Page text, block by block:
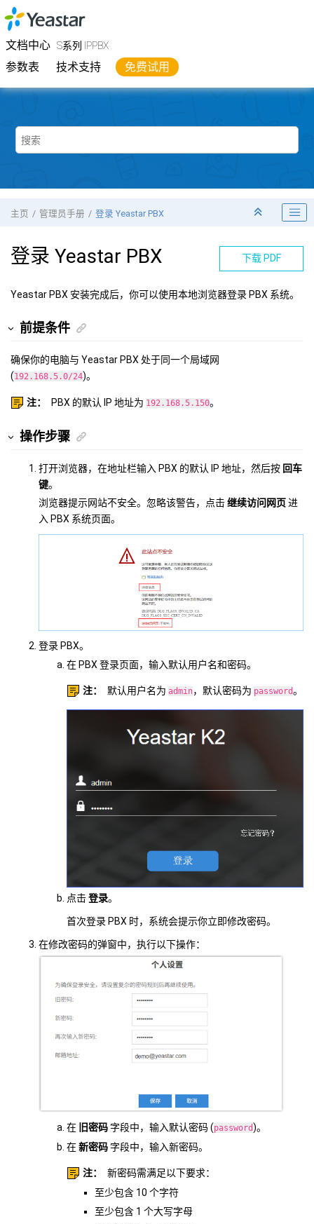
跳转到主要内容
文档中心 S系列 IPPBX
参数表 技术支持 免费试用
YeastarS系列 IPPBX
主页 管理员手册 登录 Yeastar PBX
下载 PDF
登录 Yeastar PBX
Yeastar PBX 安装完成后，你可以使用本地浏览器登录 PBX 系统。
前提条件
确保你的电脑与 Yeastar PBX 处于同一个局域网
(192.168.5.0/24)。
注： PBX 的默认 IP 地址为 192.168.5.150。
操作步骤
打开浏览器，在地址栏输入 PBX 的默认 IP 地址，然后按 回车
键。
浏览器提示网站不安全。忽略该警告，点击继续访问网页进
入 PBX 系统页面。
登录 PBX。
在 PBX 登录页面，输入默认用户名和密码。
注： 默认用户名为 admin，默认密码为 password。
点击登录。
首次登录 PBX 时，系统会提示你立即修改密码。
在修改密码的弹窗中，执行以下操作：
在 旧密码 字段中，输入默认密码 (password)。
在新密码 字段中，输入新密码。
注：
新密码需满足以下要求：
至少包含 10 个字符
至少包含 1 个大写字母